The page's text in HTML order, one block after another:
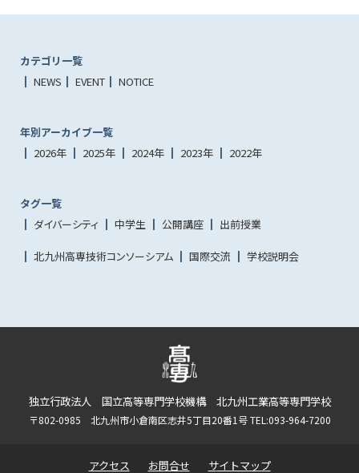
カテゴリ一覧
NEWS
EVENT NOTICE
年別アーカイブ一覧
2026年
2025年 2024年 2023年 2022年
タグ一覧
ダイバーシティ
中学生 公開講座 出前授業
北九州高専技術コンソーシアム 国際交流 学校説明会
独立行政法人 国立高等専門学校機構 北九州工業高等専門学校
〒802-0985 北九州市小倉南区志井5丁目20番1号 TEL:093-964-7200
アクセス お問合せ サイトマップ